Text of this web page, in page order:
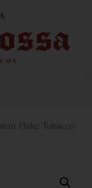
Flake Tobacco